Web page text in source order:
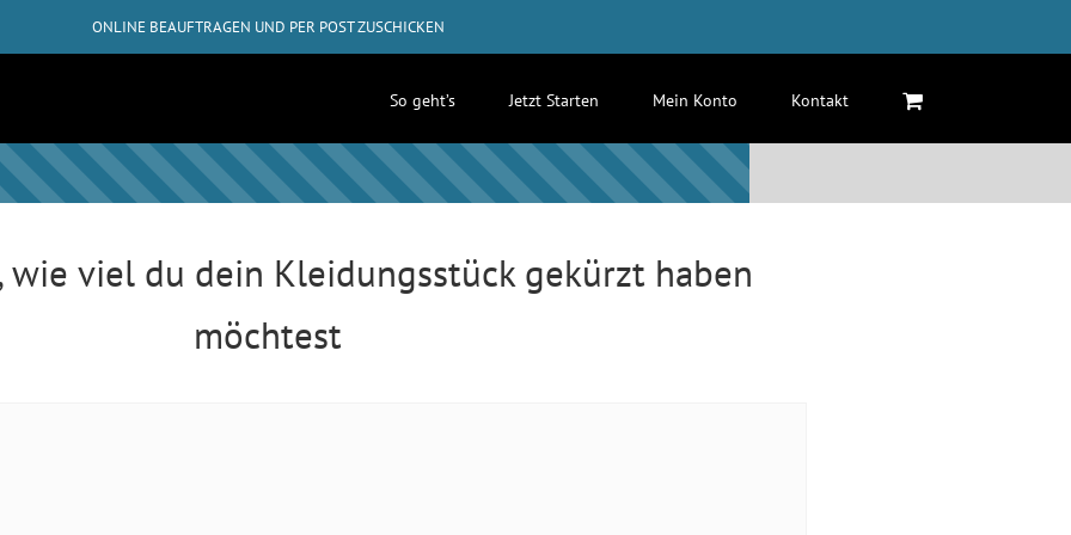
ONLINE BEAUFTRAGEN UND PER POST ZUSCHICKEN
So geht’s Jetzt Starten Mein Konto Kontakt
wie viel du dein Kleidungsstück gekürzt haben
möchtest